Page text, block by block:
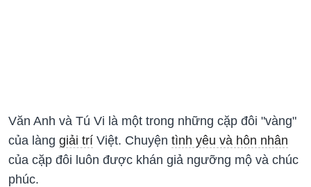
Văn Anh và Tú Vi là một trong những cặp đôi "vàng"
của làng giải trí Việt. Chuyện tình yêu và hôn nhân
của cặp đôi luôn được khán giả ngưỡng mộ và chúc
phúc.